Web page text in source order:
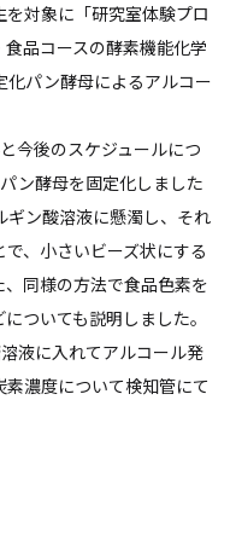
対象に「研究室体験プロ
品コースの酵素機能化学
パン酵母によるアルコー
今後のスケジュールにつ
ン酵母を固定化しました
ギン酸溶液に懸濁し、それ
、小さいビーズ状にする
同様の方法で食品色素を
ついても説明しました。
液に入れてアルコール発
濃度について検知管にて